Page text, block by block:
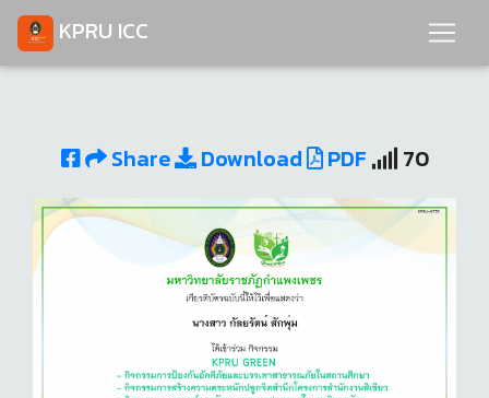
KPRU ICC
Share Download PDF 70